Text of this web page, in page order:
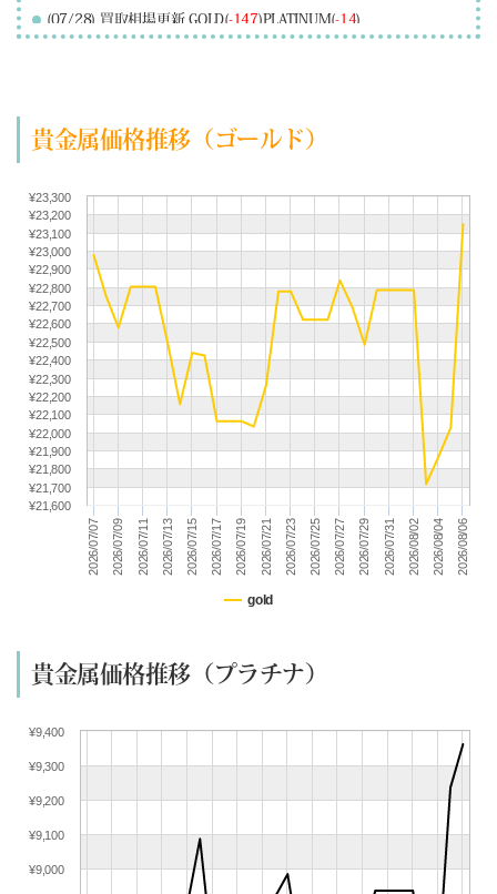
(07/28) 買取相場更新 GOLD(-147)PLATINUM(-14)
(07/24) 買取相場更新 GOLD(-157 )PLATINUM(
(07/22) 買取相場更新 GOLD(+518)PLATINUM(+228)
(07/21) 買取相場更新 GOLD(
(07/20) 買取相場更新 GOLD(-29)PLATINUM(-121)
(07/19) 買取相場更新 GOLD(±0)PLATINUM(±0)
(07/18) 買取相場更新 GOLD(±0)PLATINUM(±0)
(07/17) 買取相場更新 GOLD(
)PLATINUM( -339)
(07/16) 買取相場更新 GOLD(
)PLATINUM(
(07/15) 買取相場更新 GOLD(+283)PLATINUM(+288)
(07/14) 買取相場更新 GOLD(-338)PLATINUM(
(07/13) 買取相場更新 GOLD(-309)PLATINUM(-25)
(07/12) 買取相場更新 GOLD(±0)PLATINUM(±0)
(07/11) 買取相場更新 GOLD(±0)PLATINUM(±0)
(07/10) 買取相場更新 GOLD(
+225 )PLATINUM(+113
(07/09) 買取相場更新 GOLD(
-173 )PLATINUM(-223)
(07/08) 買取相場更新 GOLD(-226)PLATINUM(
(07/05) 買取相場更新 GOLD(±0)PLATINUM(±0)
(07/03) 買取相場更新 GOLD(
(07/02) 買取相場更新 GOLD(+209)PLATINUM(+70)
(07/01) 買取相場更新 GOLD(+383)PLATINUM(+48)
(06/29) 買取相場更新 GOLD(
(06/28) 買取相場更新 GOLD(±0)PLATINUM(±0)
貴金属価格推移（ゴールド）
gold
2026/07/07 2026/07/09 2026/07/11 2026/07/13 2026/07/15 2026/07/17 2026/07/19 2026/07/21 2026/07/23 2026/07/25 2026/07/27 2026/07/29 2026/07/31 2026/08/02 2026/08/04 2026/08/06
¥21,600
¥21,700
¥21,800
¥21,900
¥22,000
¥22,100
¥22,200
¥22,300
¥22,400
¥22,500
¥22,600
¥22,700
¥22,800
¥22,900
¥23,000
¥23,100
¥23,200
¥23,300
貴金属価格推移（プラチナ）
¥9,000
¥9,100
¥9,200
¥9,300
¥9,400